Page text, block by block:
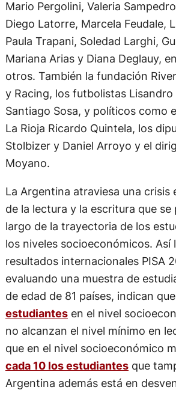
Mario Pergolini, Valeria
Diego Latorre, Marcela Feudale,
Paula Trapani, Soledad Larghi,
Mariana Arias y Diana Deglauy,
otros. También la fundación
y Racing, los futbolistas
Santiago Sosa, y políticos como
La Rioja Ricardo Quintela, los
Stolbizer y Daniel Arroyo y el
Moyano.
La Argentina atraviesa una crisis
de la lectura y la escritura que se
largo de la trayectoria de los
los niveles socioeconómicos.
resultados internacionales PISA
evaluando una muestra de
de edad de 81 países, indican que
estudiantesen el nivel
no alcanzan el nivel mínimo en
que en el nivel socioeconómico
cada 10 los estudiantesque
Argentina además está en